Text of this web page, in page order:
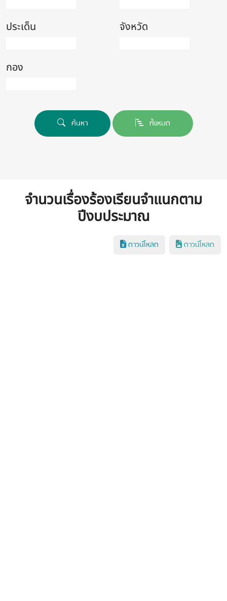
ประเด็น จังหวัด
กอง
ค้นหา ทั้งหมด
จำนวนเรื่องร้องเรียนจำแนกตาม
ปีงบประมาณ
ดาวน์โหลด ดาวน์โหลด